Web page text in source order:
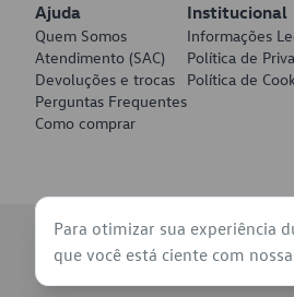
Ajuda
Quem Somos
Atendimento (SAC)
Devoluções e trocas
Perguntas Frequentes
Como comprar
Institucional
Informações
Política de
Política de
© 2026 - Volkswagen do Brasil -
Para otimizar sua experiência
que você está ciente com